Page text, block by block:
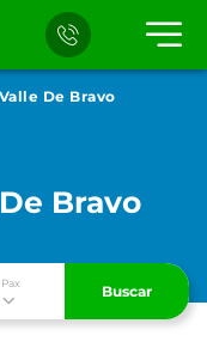
De Bravo
Bravo
Pax Buscar